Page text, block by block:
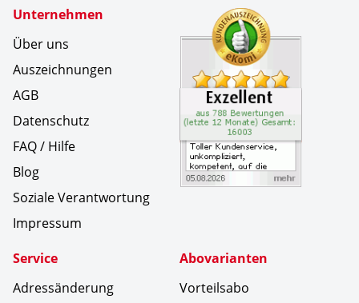
Unternehmen
Über uns
Auszeichnungen
AGB
Datenschutz
FAQ / Hilfe
Blog
Soziale Verantwortung
Impressum
Service
Adressänderung
Abovarianten
Vorteilsabo
Zertifikate